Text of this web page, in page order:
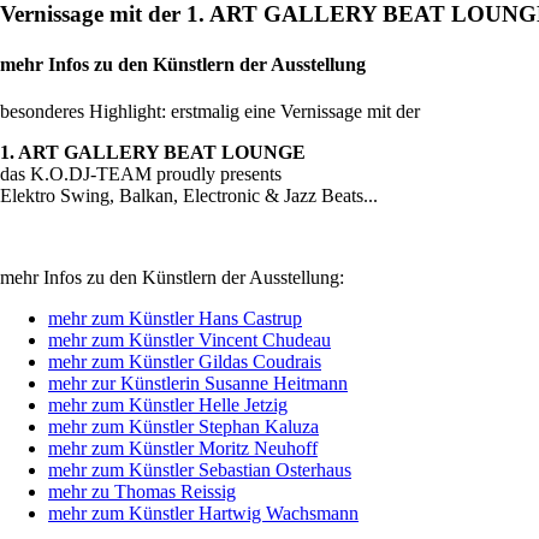
Vernissage mit der 1. ART GALLERY BEAT
mehr Infos zu den Künstlern der Ausstellung
besonderes Highlight: erstmalig eine Vernissage mit der
1. ART GALLERY BEAT LOUNGE
das K.O.DJ-TEAM proudly presents
Elektro Swing, Balkan, Electronic & Jazz Beats...
mehr Infos zu den Künstlern der Ausstellung:
mehr zum Künstler Hans Castrup
mehr zum Künstler Vincent Chudeau
mehr zum Künstler Gildas Coudrais
mehr zur Künstlerin Susanne Heitmann
mehr zum Künstler Helle Jetzig
mehr zum Künstler Stephan Kaluza
mehr zum Künstler Moritz Neuhoff
mehr zum Künstler Sebastian Osterhaus
mehr zu Thomas Reissig
mehr zum Künstler Hartwig Wachsmann